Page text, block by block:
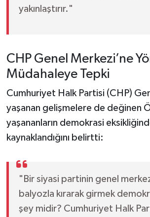
yakınlaştırır."
CHP Genel Merkezi’ne
Müdahaleye Tepki
Cumhuriyet Halk Partisi (CHP)
yaşanan gelişmelere de değinen
yaşananların demokrasi
kaynaklandığını belirtti:
"Bir siyasi partinin genel
balyozla kırarak girmek
şey midir? Cumhuriyet Halk